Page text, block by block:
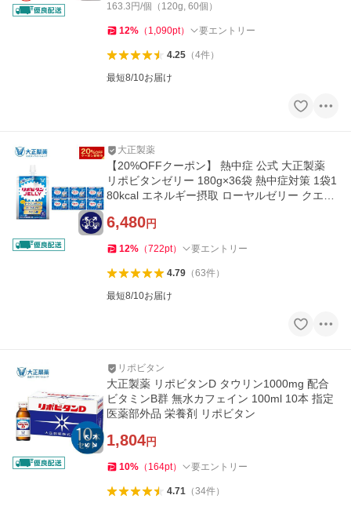
163.3円/個（120g, 60個）
12% （ 1,090pt） 要エントリー
4.25（4件）
最短8/10お届け
大正製薬
【20%OFFクーポン】 熱中症 公式 大正製薬
リポビタンゼリー 180g×36袋 熱中症対策 1袋1
80kcal エネルギー摂取 ローヤルゼリー クエン
6,480円
12% （722pt） 要エントリー
4.79（63件）
最短8/10お届け
リポビタン
大正製薬 リポビタンD タウリン1000mg 配合
ビタミンB群 無水カフェイン 100ml 10本 指定
医薬部外品 栄養剤 リポビタン
1,804円
10% （ 164pt） 要エントリー
4.71（34件）